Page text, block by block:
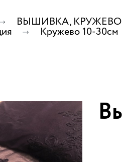
ВЫШИВКА,
Кружево 10-30см